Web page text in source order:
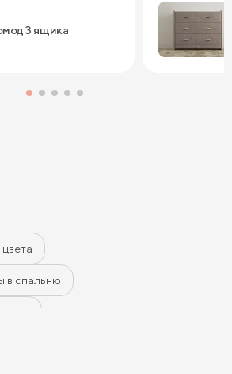
Уверена, комод 3
долго.
3 ящика
в спальню